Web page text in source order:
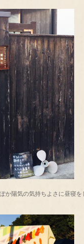
か陽気の気持ちよさに昼寝を